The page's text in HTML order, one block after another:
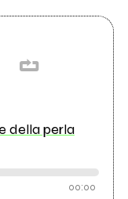
della perla
00:00